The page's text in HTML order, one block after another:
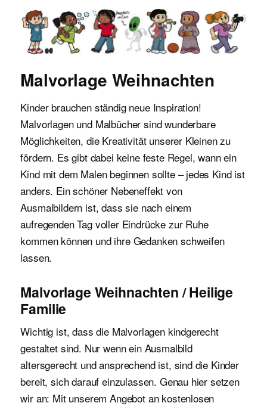
Malvorlagen für Kinder
Malvorlage Weihnachten
Kinder brauchen ständig neue Inspiration!
Malvorlagen und Malbücher sind wunderbare
Möglichkeiten, die Kreativität unserer Kleinen zu
fördern. Es gibt dabei keine feste Regel, wann ein
Kind mit dem Malen beginnen sollte – jedes Kind ist
anders. Ein schöner Nebeneffekt von
Ausmalbildern ist, dass sie nach einem
aufregenden Tag voller Eindrücke zur Ruhe
kommen können und ihre Gedanken schweifen
lassen.
Malvorlage Weihnachten / Heilige
Familie
Wichtig ist, dass die Malvorlagen kindgerecht
gestaltet sind. Nur wenn ein Ausmalbild
altersgerecht und ansprechend ist, sind die Kinder
bereit, sich darauf einzulassen. Genau hier setzen
wir an: Mit unserem Angebot an kostenlosen